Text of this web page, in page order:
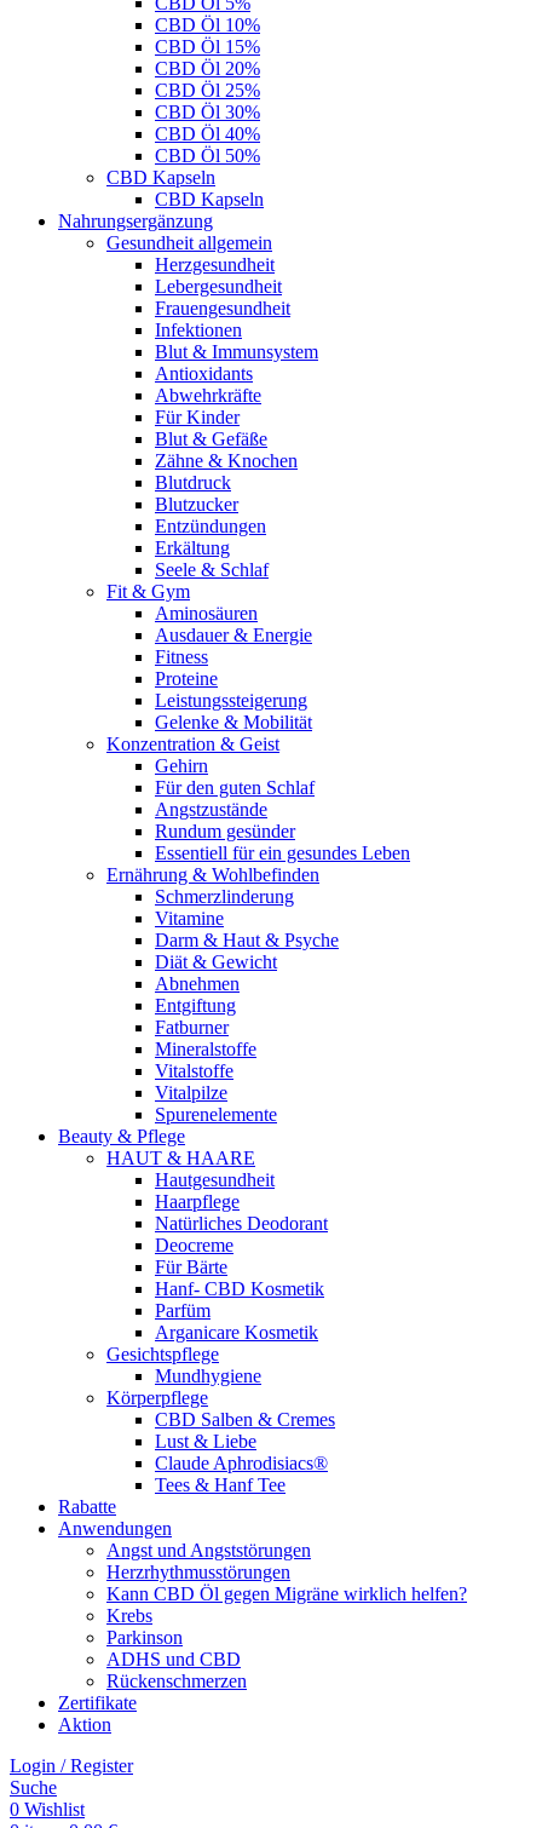
CBD Öl 10%
CBD Öl 15%
CBD Öl 20%
CBD Öl 25%
CBD Öl 30%
CBD Öl 40%
CBD Öl 50%
CBD Kapseln
CBD Kapseln
Nahrungsergänzung
Gesundheit allgemein
Herzgesundheit
Lebergesundheit
Frauengesundheit
Infektionen
Blut & Immunsystem
Antioxidants
Abwehrkräfte
Für Kinder
Blut & Gefäße
Zähne & Knochen
Blutdruck
Blutzucker
Entzündungen
Erkältung
Seele & Schlaf
Fit & Gym
Aminosäuren
Ausdauer & Energie
Fitness
Proteine
Leistungssteigerung
Gelenke & Mobilität
Konzentration & Geist
Gehirn
Für den guten Schlaf
Angstzustände
Rundum gesünder
Essentiell für ein gesundes Leben
Ernährung & Wohlbefinden
Schmerzlinderung
Vitamine
Darm & Haut & Psyche
Diät & Gewicht
Abnehmen
Entgiftung
Fatburner
Mineralstoffe
Vitalstoffe
Vitalpilze
Spurenelemente
Beauty & Pflege
HAUT & HAARE
Hautgesundheit
Haarpflege
Natürliches Deodorant
Deocreme
Für Bärte
Hanf- CBD Kosmetik
Parfüm
Arganicare Kosmetik
Gesichtspflege
Mundhygiene
Körperpflege
CBD Salben & Cremes
Lust & Liebe
Claude Aphrodisiacs®
Tees & Hanf Tee
Rabatte
Anwendungen
Angst und Angststörungen
Herzrhythmusstörungen
Kann CBD Öl gegen Migräne wirklich helfen?
Krebs
Parkinson
ADHS und CBD
Rückenschmerzen
Zertifikate
Aktion
Login / Register
Suche
0 Wishlist